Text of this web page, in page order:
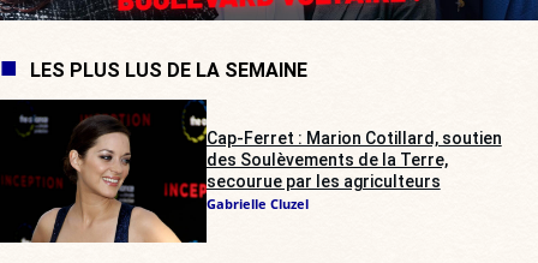
LES PLUS LUS DE LA SEMAINE
Cap-Ferret : Marion Cotillard, soutien
des Soulèvements de la Terre,
secourue par les agriculteurs
Gabrielle Cluzel